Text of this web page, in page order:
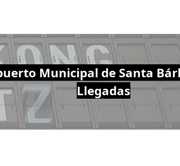
Municipal de Santa
Llegadas